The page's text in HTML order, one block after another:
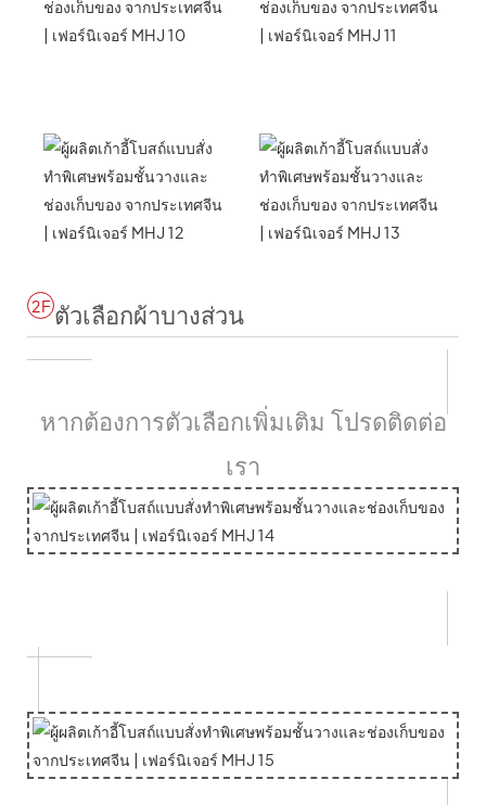
2F ตัวเลือกผ้าบางส่วน
หากต้องการตัวเลือกเพิ่มเติม โปรดติดต่อ
เรา